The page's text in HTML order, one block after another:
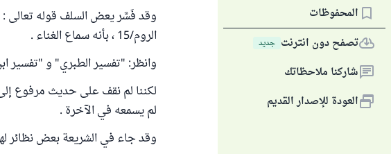
المحفوظات
تصفح دون انترنت جديد
شاركنا ملاحظاتك
العودة للإصدار القديم
وقد فَسَّر يعض السلف قوله تعالى :
الروم/15 ، بأنه سماع الغناء .
وانظر: "تفسير الطبري" و "تفسير
لكننا لم نقف على حديث مرفوع
لم يسمعه في الآخرة .
وقد جاء في الشريعة بعض نظائر